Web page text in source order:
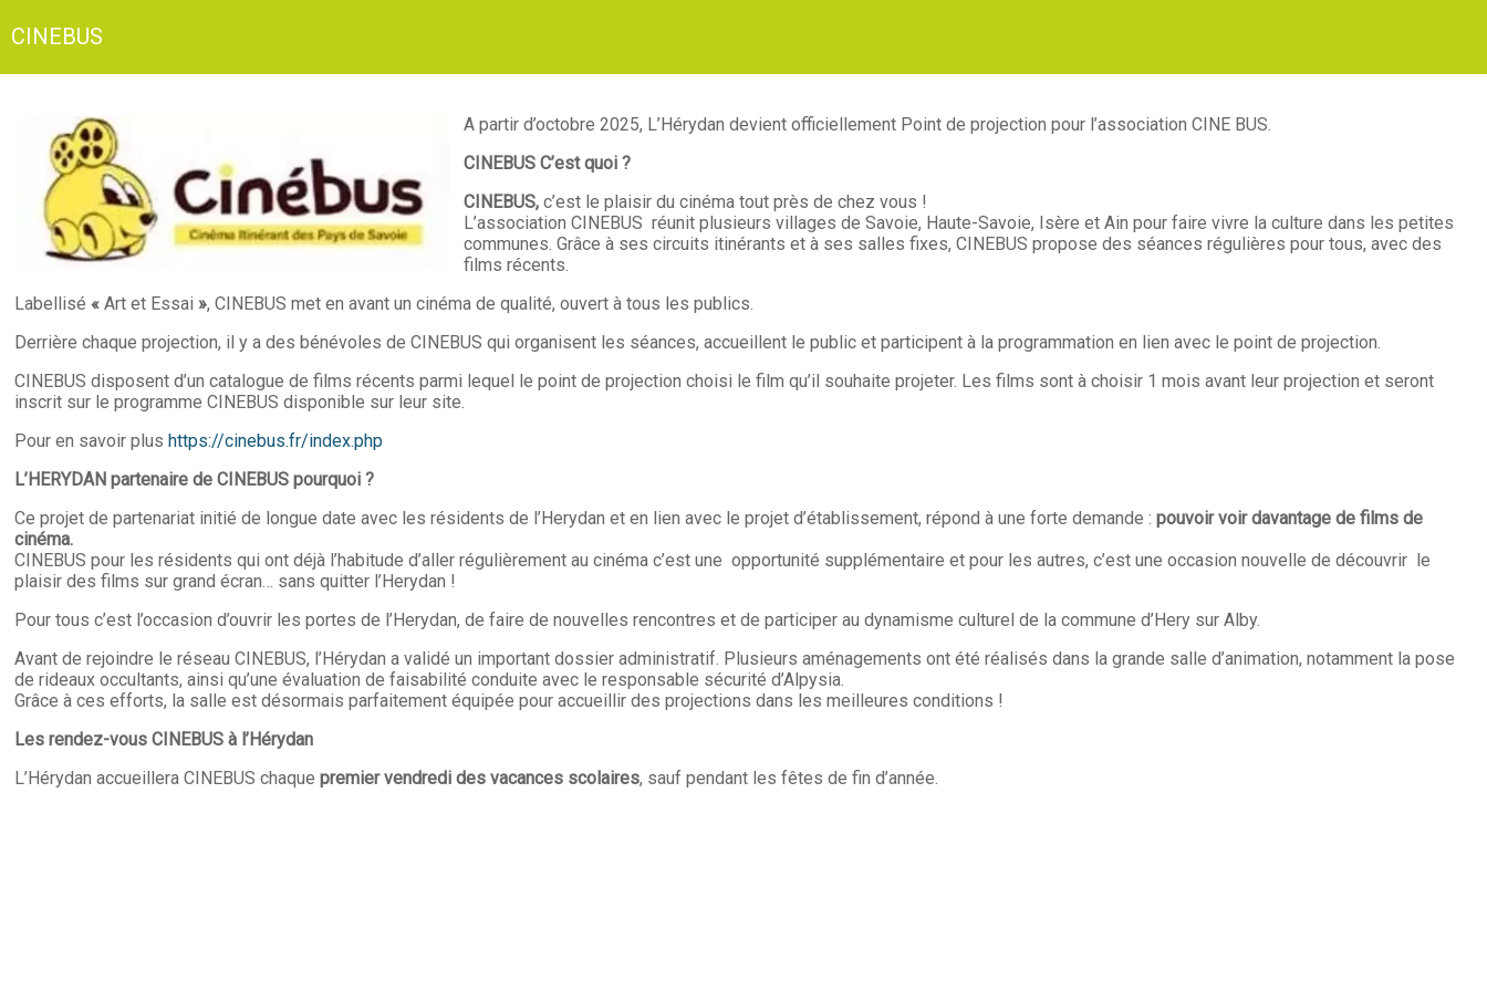
CINEBUS
A partir d’octobre 2025, L’Hérydan devient officiellement Point de projection pour l’association CINE BUS.
CINEBUS C’est quoi ?
CINEBUS,c’est le plaisir du cinéma tout près de chez vous !
L’association CINEBUS réunit plusieurs villages de Savoie, Haute-Savoie, Isère et Ain pour faire vivre la culture dans les petites
communes. Grâce à ses circuits itinérants et à ses salles fixes, CINEBUS propose des séances régulières pour tous, avec des
films récents.
Labellisé«Art et Essai», CINEBUS met en avant un cinéma de qualité, ouvert à tous les publics.
Derrière chaque projection, il y a des bénévoles de CINEBUS qui organisent les séances, accueillent le public et participent à la programmation en lien avec le point de projection.
CINEBUS disposent d’un catalogue de films récents parmi lequel le point de projection choisi le film qu’il souhaite projeter. Les films sont à choisir 1 mois avant leur projection et seront
inscrit sur le programme CINEBUS disponible sur leur site.
Pour en savoir plushttps://cinebus.fr/index.php
L’HERYDAN partenaire de CINEBUS pourquoi ?
Ce projet de partenariat initié de longue date avec les résidents de l’Herydan et en lien avec le projet d’établissement, répond à une forte demande :pouvoir voir davantage de films de
cinéma.
CINEBUS pour les résidents qui ont déjà l’habitude d’aller régulièrement au cinéma c’est une opportunité supplémentaire et pour les autres, c’est une occasion nouvelle de découvrir le
plaisir des films sur grand écran… sans quitter l’Herydan !
Pour tous c’est l’occasion d’ouvrir les portes de l’Herydan, de faire de nouvelles rencontres et de participer au dynamisme culturel de la commune d’Hery sur Alby.
Avant de rejoindre le réseau CINEBUS, l’Hérydan a validé un important dossier administratif. Plusieurs aménagements ont été réalisés dans la grande salle d’animation, notamment la pose
de rideaux occultants, ainsi qu’une évaluation de faisabilité conduite avec le responsable sécurité d’Alpysia.
Grâce à ces efforts, la salle est désormais parfaitement équipée pour accueillir des projections dans les meilleures conditions !
Les rendez-vous CINEBUS à l’Hérydan
L’Hérydan accueillera CINEBUS chaquepremier vendredi des vacances scolaires, sauf pendant les fêtes de fin d’année.